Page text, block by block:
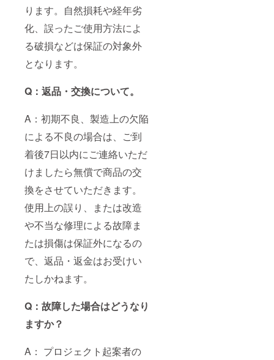
ります。自然損耗や経年劣
化、誤ったご使用方法によ
る破損などは保証の対象外
となります。
Q：返品・交換について。
A：初期不良、製造上の欠陥
による不良の場合は、ご到
着後7日以内にご連絡いただ
けましたら無償で商品の交
換をさせていただきます。
使用上の誤り、または改造
や不当な修理による故障ま
たは損傷は保証外になるの
で、返品・返金はお受けい
たしかねます。
Q：故障した場合はどうなり
ますか？
A： プロジェクト起案者の